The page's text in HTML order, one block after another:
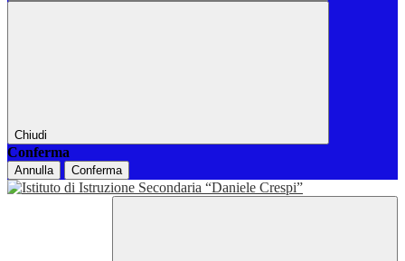
Chiudi
Conferma
Annulla Conferma